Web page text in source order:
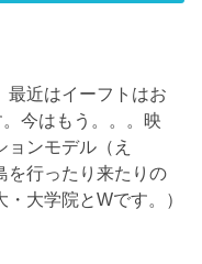
最近はイーフトはお
今はもう。。。映
ンモデル（え
を行ったり来たりの
大学院とWです。）